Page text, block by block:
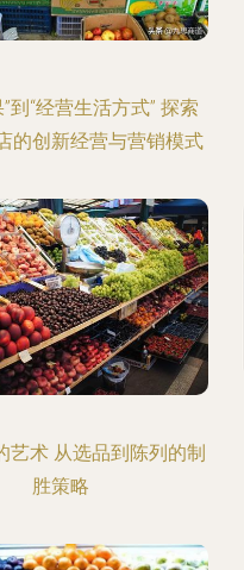
到“经营生活方式” 探索
的创新经营与营销模式
艺术 从选品到陈列的制
胜策略